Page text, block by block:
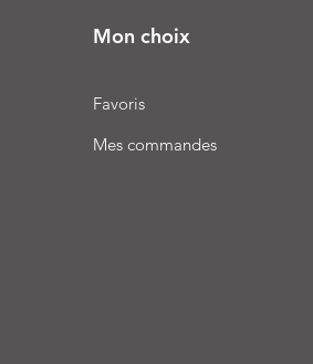
Mon choix
Favoris
Mes commandes